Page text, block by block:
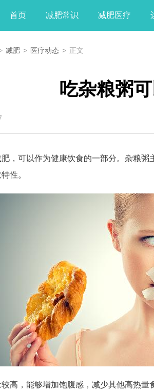
首页 减肥常识 减肥医疗
减肥 > 医疗动态 > 正文
吃杂粮粥
，可以作为健康饮食的一部分。杂粮
性。
高，能够增加饱腹感，减少其他高热